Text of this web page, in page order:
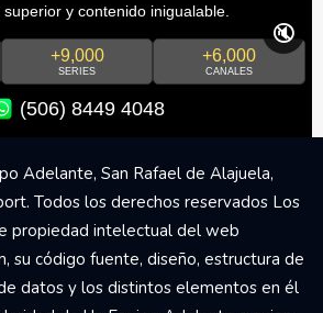
superior y contenido inigualable.
+9,000
SERIES
+6,000
CANALES
(506) 8449 4048
🔇
Adelante, San Rafael de Alajuela,
Todos los derechos reservados Los
propiedad intelectual del web
su código fuente, diseño, estructura de
datos y los distintos elementos en él